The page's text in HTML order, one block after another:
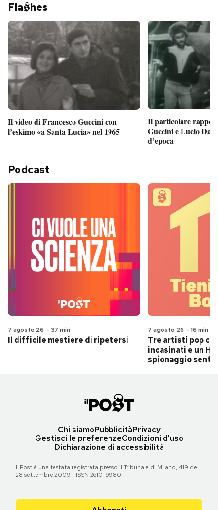
Fla hes
Il video di Francesco Guccini con
l’eskimo «a Santa Lucia» nel 1965
Il particolare
Guccini e Lucio
d’epoca
Podcast
7 agosto 26 - 37 min
Il difficile mestiere di ripetersi
7 agosto 26 - 16 min
Tre artisti pop
incasinati e un
spionaggio
Chi siamoPubblicitàPrivacy
Gestisci le preferenzeCondizioni d'uso
Dichiarazione di accessibilità
Il Post è una testata registrata presso il Tribunale di Milano, 419 del
28 settembre 2009 - ISSN 2610-9980